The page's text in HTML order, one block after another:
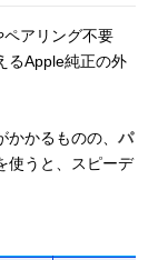
アリング不要
るApple純正の外
かるものの、 パ
使うと、スピーデ